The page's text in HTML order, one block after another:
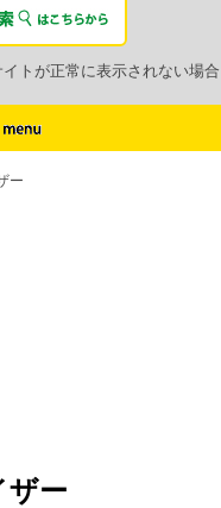
イトが正常に表示されない場合
ー
ザー